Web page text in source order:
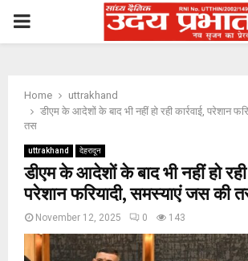
PRIMARY
Home
uttrakhand
डीएम के आदेशों के बाद भी नहीं हो रही कार्रवाई, परेशान
तस
uttrakhand देहरादून
डीएम के आदेशों के बाद भी नहीं हो रही
परेशान फरियादी, समस्याएं जस की
November 12, 2025 0 143